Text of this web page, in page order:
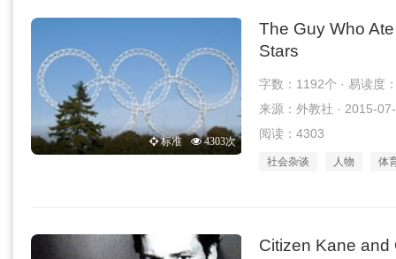
标准 4303次
The Guy Who
Stars
字数：1192个 · 易读度
来源：外教社 · 2015-
阅读：4303
社会杂谈 人物 体
Citizen Kane and